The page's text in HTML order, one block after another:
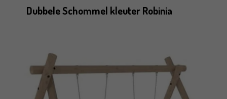
Dubbele Schommel kleuter Robinia